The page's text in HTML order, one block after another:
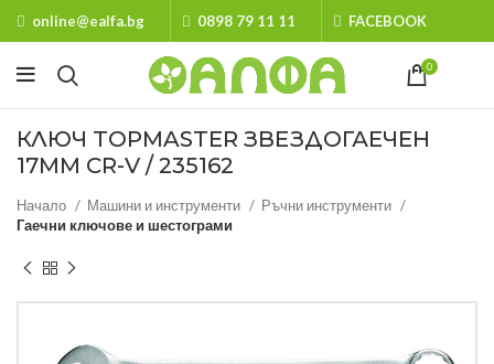
online@ealfa.bg 0898 79 11 11 FACEBOOK
0
КЛЮЧ TOPMASTER ЗВЕЗДОГАЕЧЕН
17MM CR-V / 235162
Начало Машини и инструменти
Ръчни инструменти
Гаечни ключове и шестограми